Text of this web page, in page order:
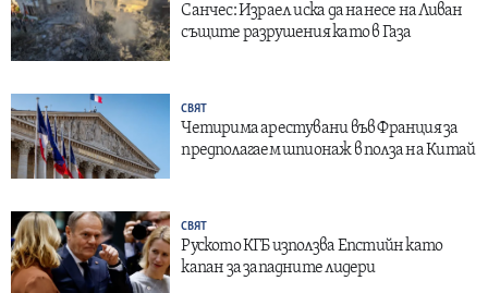
Санчес: Израел иска да нанесе на Ливан
същите разрушения като в Газа
СВЯТ
Четирима арестувани във Франция за
предполагаем шпионаж в полза на Китай
СВЯТ
Руското КГБ използва Епстийн като
капан за западните лидери